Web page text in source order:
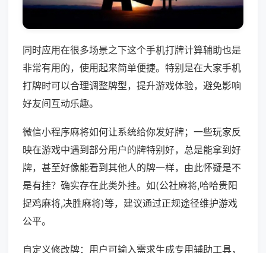
同时应用在很多场景之下这个手机打牌计算辅助也是
非常有用的，使用起来简单便捷。特别是在大家手机
打牌时可以合理调整牌型，提升游戏体验，避免影响
好友间互动乐趣。
微信小程序麻将如何让系统给你发好牌；一些玩家反
映在游戏中遇到部分用户的牌特别好，总是能拿到好
牌，甚至好像能看到其他人的牌一样，由此怀疑是不
是有挂？确实存在此类外挂。如(公社麻将,哈哈贵阳
捉鸡麻将,决胜麻将)等，建议通过正规途径维护游戏
公平。
自定义修改牌：用户可输入需求生成专用辅助工具，